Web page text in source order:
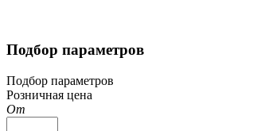
Подбор параметров
Подбор параметров
Розничная цена
От